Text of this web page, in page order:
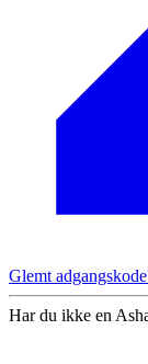
Glemt
Har du ikke en